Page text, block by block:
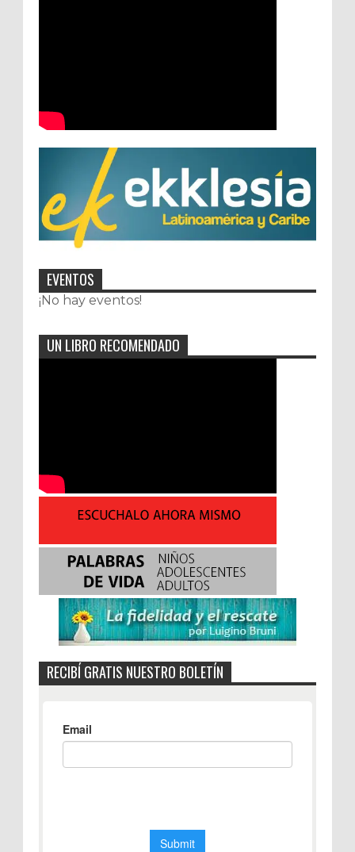
EVENTOS
¡No hay eventos!
UN LIBRO RECOMENDADO
RECIBÍ GRATIS NUESTRO BOLETÍN